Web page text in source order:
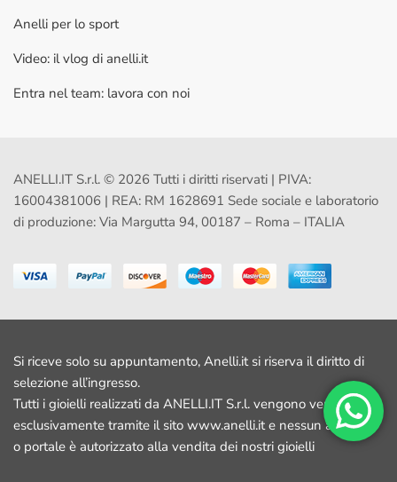
Anelli per lo sport
Video: il vlog di anelli.it
Entra nel team: lavora con noi
ANELLI.IT S.r.l. © 2026 Tutti i diritti riservati | PIVA:
16004381006 | REA: RM 1628691 Sede sociale e laboratorio
di produzione: Via Margutta 94, 00187 – Roma – ITALIA
Si riceve solo su appuntamento, Anelli.it si riserva il diritto di
selezione all’ingresso.
Tutti i gioielli realizzati da ANELLI.IT S.r.l. vengono venduti
esclusivamente tramite il sito www.anelli.it e nessun altro sito
o portale è autorizzato alla vendita dei nostri gioielli